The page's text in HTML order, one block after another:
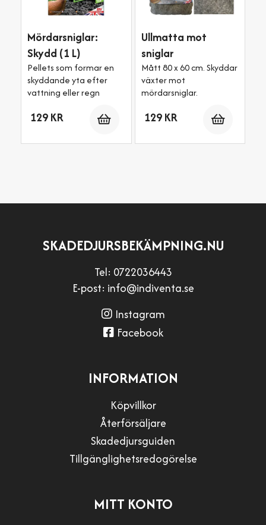
Mördarsniglar:
Skydd (1 L)
Pellets som formar en
skyddande yta efter
vattning eller regn
129 KR
Ullmatta mot
sniglar
Mått 80 x 60 cm. Skyddar
växter mot
mördarsniglar.
129 KR
SKADEDJURSBEKÄMPNING.NU
Tel: 0722036443
E-post: info@indiventa.se
Instagram
Facebook
INFORMATION
Köpvillkor
Återförsäljare
Skadedjursguiden
Tillgänglighetsredogörelse
MITT KONTO